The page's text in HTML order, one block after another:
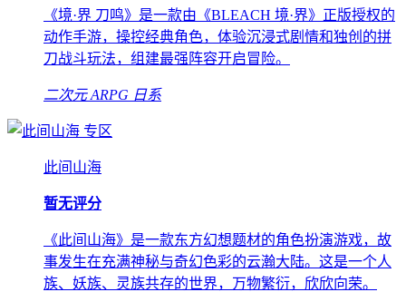
《境·界 刀鸣》是一款由《BLEACH 境·界》正版授权的
动作手游，操控经典角色，体验沉浸式剧情和独创的拼
刀战斗玩法，组建最强阵容开启冒险。
二次元 ARPG 日系
专区
此间山海
暂无评分
《此间山海》是一款东方幻想题材的角色扮演游戏，故
事发生在充满神秘与奇幻色彩的云瀚大陆。这是一个人
族、妖族、灵族共存的世界，万物繁衍，欣欣向荣。